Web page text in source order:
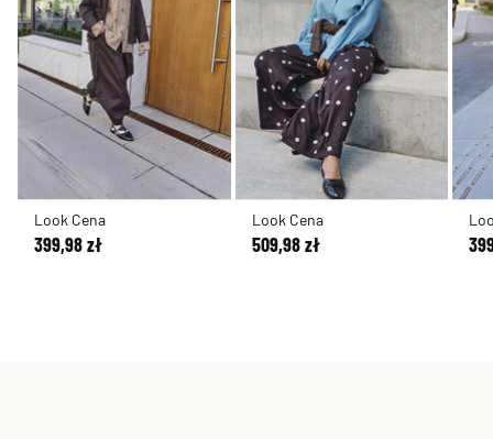
Look Cena
399,98 zł
Look Cena
509,98 zł